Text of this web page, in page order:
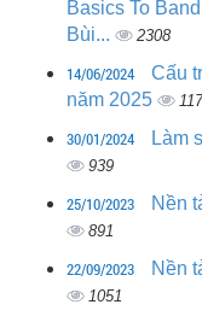
Basics To
Bùi...
2308
14/06/2024
Cấu
năm 2025
30/01/2024 Làm
939
25/10/2023 Nền
891
22/09/2023 Nền
1051